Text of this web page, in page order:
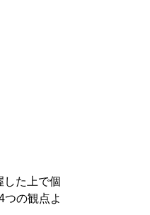
した上で個
つの観点よ